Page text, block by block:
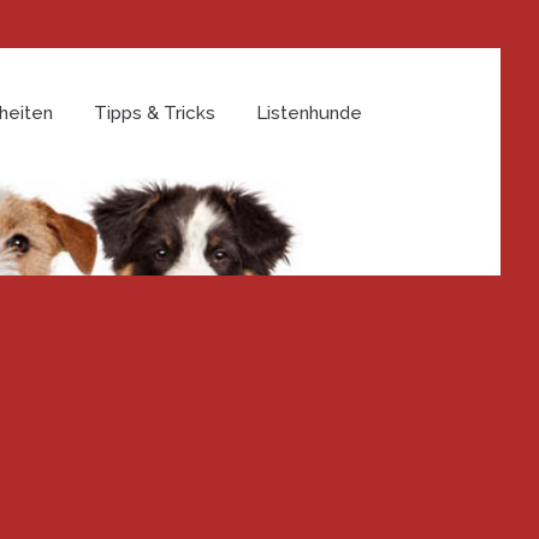
Tipps & Tricks Listenhunde